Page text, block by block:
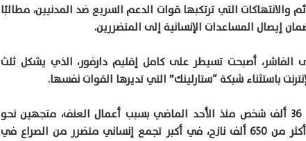
التي ترتكبها قوات الدعم السريع ضد المدنيين، مطالبًا
إيصال المساعدات الإنسانية إلى المتضررين.
الفاشر، أصبحت تسيطر على كامل إقليم دارفور، الذي يشكل ثلث
باستثناء شبكة “ستارلينك” التي تديرها القوات نفسها.
ووفقًا لتقارير الأمم المتحدة، فقد نزح أكثر من 36 ألف شخص منذ الأحد الماضي بسبب أعمال العنف، متجهين نحو
ضواحي المدينة ومدينة طويلة، التي تضم الآن أكثر من 650 ألف نازح، في أكبر تجمع إنساني متضرر من الصراع في